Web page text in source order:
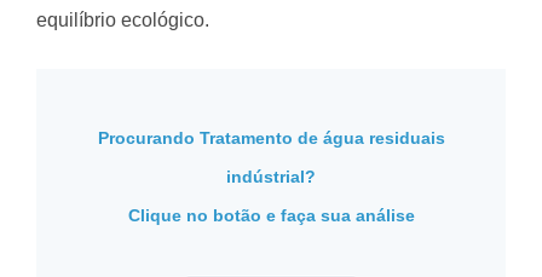
equilíbrio ecológico.
Procurando Tratamento de água residuais
indústrial?
Clique no botão e faça sua análise